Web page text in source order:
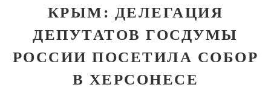
КРЫМ: ДЕЛЕГАЦИЯ
ДЕПУТАТОВ ГОСДУМЫ
РОССИИ ПОСЕТИЛА СОБОР
В ХЕРСОНЕСЕ